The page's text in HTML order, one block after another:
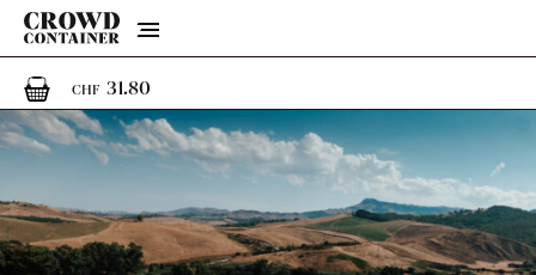
Menu
CHF 31.801 Artikel im Warenkorb